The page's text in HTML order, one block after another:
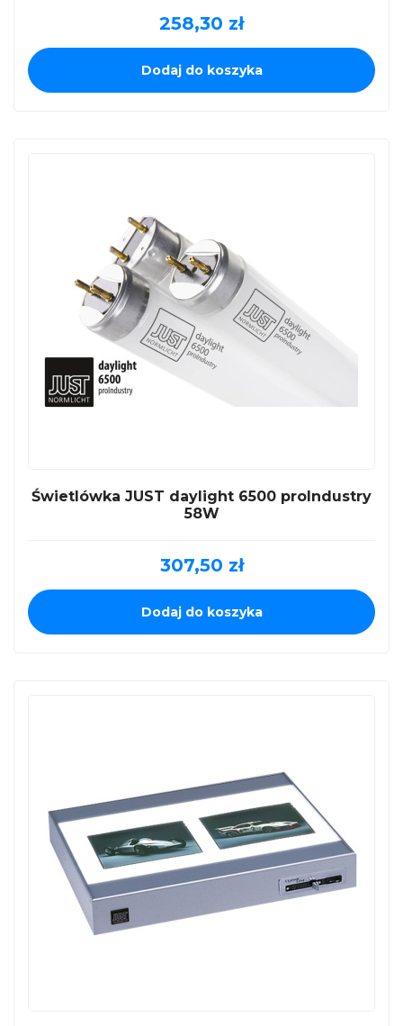
258,30 zł
Dodaj do koszyka
Świetlówka JUST daylight 6500 proIndustry
58W
307,50 zł
Dodaj do koszyka